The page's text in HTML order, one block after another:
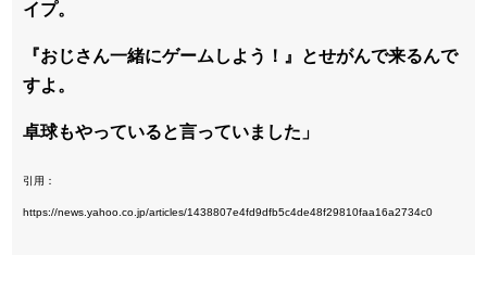
イプ。
『おじさん一緒にゲームしよう！』とせがんで来るんで
すよ。
卓球もやっていると言っていました」
引用：
https://news.yahoo.co.jp/articles/1438807e4fd9dfb5c4de48f29810faa16a2734c0